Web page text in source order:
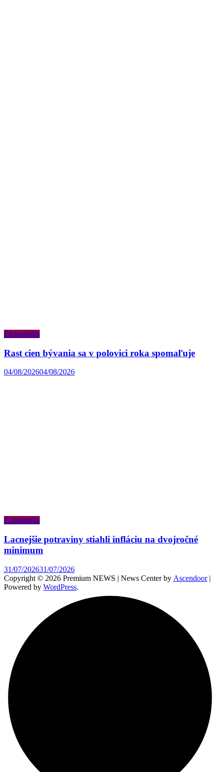
Ekonomika
Rast cien bývania sa v polovici roka spomaľuje
04/08/202604/08/2026
Ekonomika
Lacnejšie potraviny stiahli infláciu na dvojročné
minimum
31/07/202631/07/2026
Copyright © 2026 Premium NEWS | News Center by Ascendoor|
Powered by WordPress.